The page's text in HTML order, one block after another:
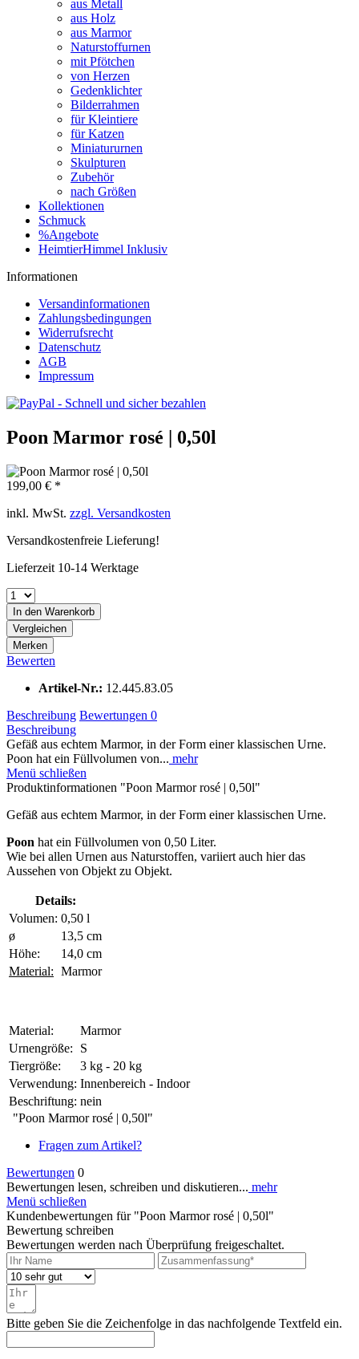
aus Metall
aus Holz
aus Marmor
Naturstoffurnen
mit Pfötchen
von Herzen
Gedenklichter
Bilderrahmen
für Kleintiere
für Katzen
Miniatururnen
Skulpturen
Zubehör
nach Größen
Kollektionen
Schmuck
%Angebote
HeimtierHimmel Inklusiv
Informationen
Versandinformationen
Zahlungsbedingungen
Widerrufsrecht
Datenschutz
AGB
Impressum
Poon Marmor rosé | 0,50l
199,00 € *
inkl. MwSt. zzgl. Versandkosten
Versandkostenfreie Lieferung!
Lieferzeit 10-14 Werktage
In den Warenkorb
Vergleichen
Merken
Bewerten
Artikel-Nr.: 12.445.83.05
Beschreibung Bewertungen 0
Beschreibung
Gefäß aus echtem Marmor, in der Form einer klassischen Urne.
Poon hat ein Füllvolumen von... mehr
Menü schließen
Produktinformationen "Poon Marmor rosé | 0,50l"
Gefäß aus echtem Marmor, in der Form einer klassischen Urne.
Poon hat ein Füllvolumen von 0,50 Liter.
Wie bei allen Urnen aus Naturstoffen, variiert auch hier das
Aussehen von Objekt zu Objekt.
Details:
Volumen: 0,50 l
ø
13,5 cm
Höhe:
14,0 cm
Material: Marmor
Material:
Marmor
Urnengröße:
S
Tiergröße:
3 kg - 20 kg
Verwendung: Innenbereich - Indoor
Beschriftung: nein
"Poon Marmor rosé | 0,50l"
Fragen zum Artikel?
Bewertungen 0
Bewertungen lesen, schreiben und diskutieren... mehr
Menü schließen
Kundenbewertungen für "Poon Marmor rosé | 0,50l"
Bewertung schreiben
Bewertungen werden nach Überprüfung freigeschaltet.
Bitte geben Sie die Zeichenfolge in das nachfolgende Textfeld ein.